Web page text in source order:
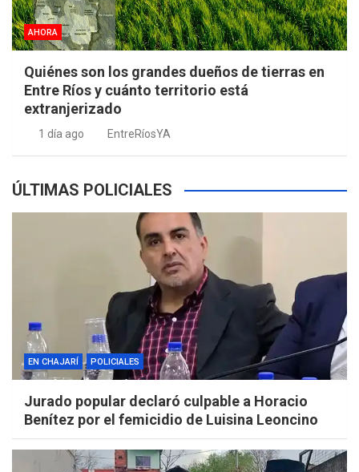
AHORA
Quiénes son los grandes dueños de tierras en
Entre Ríos y cuánto territorio está
extranjerizado
1 día ago EntreRíosYA
ÚLTIMAS POLICIALES
EN CHAJARÍ POLICIALES
Jurado popular declaró culpable a Horacio
Benítez por el femicidio de Luisina Leoncino